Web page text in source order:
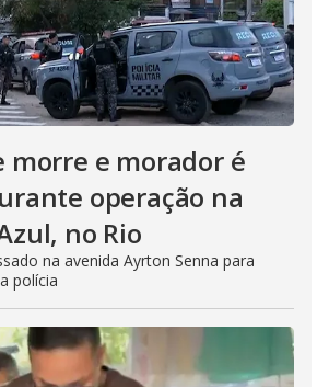
morre e morador é
operação na
no Rio
na avenida Ayrton Senna para
polícia